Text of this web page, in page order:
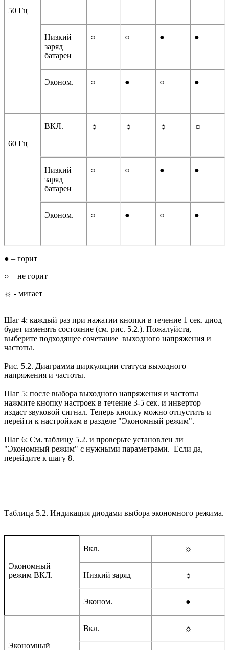
50 Гц
Низкий
заряд
батареи
○ ○ ● ●
Эконом. ○ ● ○ ●
60 Гц
ВКЛ. ☼ ☼ ☼ ☼
Низкий
заряд
батареи
○ ○ ● ●
Эконом. ○ ● ○ ●
● – горит
○ – не горит
☼ - мигает
Шаг 4: каждый раз при нажатии кнопки в течение 1 сек. диод
будет изменять состояние (см. рис. 5.2.). Пожалуйста,
выберите подходящее сочетание выходного напряжения и
частоты.
Рис. 5.2. Диаграмма циркуляции статуса выходного
напряжения и частоты.
Шаг 5: после выбора выходного напряжения и частоты
нажмите кнопку настроек в течение 3-5 сек. и инвертор
издаст звуковой сигнал. Теперь кнопку можно отпустить и
перейти к настройкам в разделе "Экономный режим".
Шаг 6: См. таблицу 5.2. и проверьте установлен ли
"Экономный режим" с нужными параметрами. Если да,
перейдите к шагу 8.
Таблица 5.2. Индикация диодами выбора экономного режима.
Экономный
режим ВКЛ.
Вкл. ☼
Низкий заряд ☼
Эконом. ●
Экономный
Вкл. ☼